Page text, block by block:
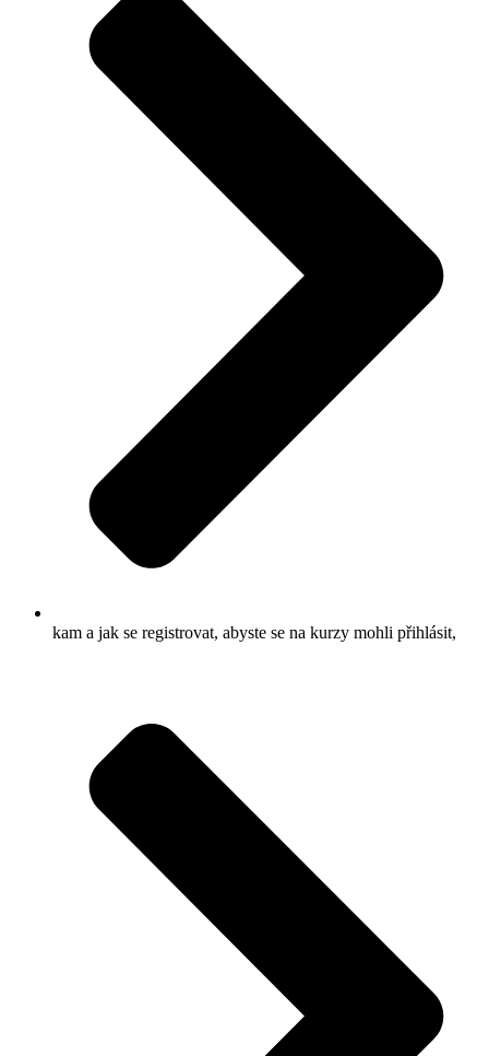
kam a jak se registrovat, abyste se na kurzy mohli přihlásit,